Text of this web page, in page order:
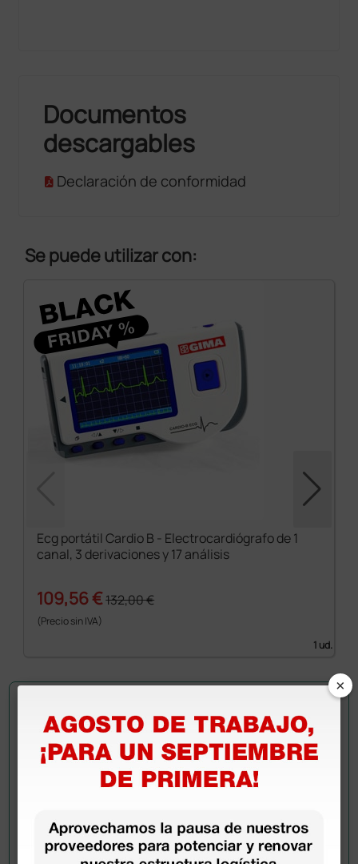
Documentos
descargables
Declaración de conformidad
Se puede utilizar con:
Ecg portátil Cardio B - Electrocardiógrafo de 1
canal, 3 derivaciones y 17 análisis
109,56 €132,00 €
(Precio sin IVA)
1 ud.
Pregúntale a un colega
¿Todavía tienes alguna duda? ¿Necesitas más
×